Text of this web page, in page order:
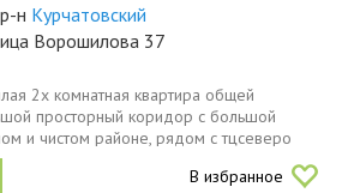
р-н Курчатовский
Ворошилова 37
2x комнатная квартира общей
просторный коридор с большой
и чистом районе, рядом с тцсеверо
детский сад во дворе ,
В избранное